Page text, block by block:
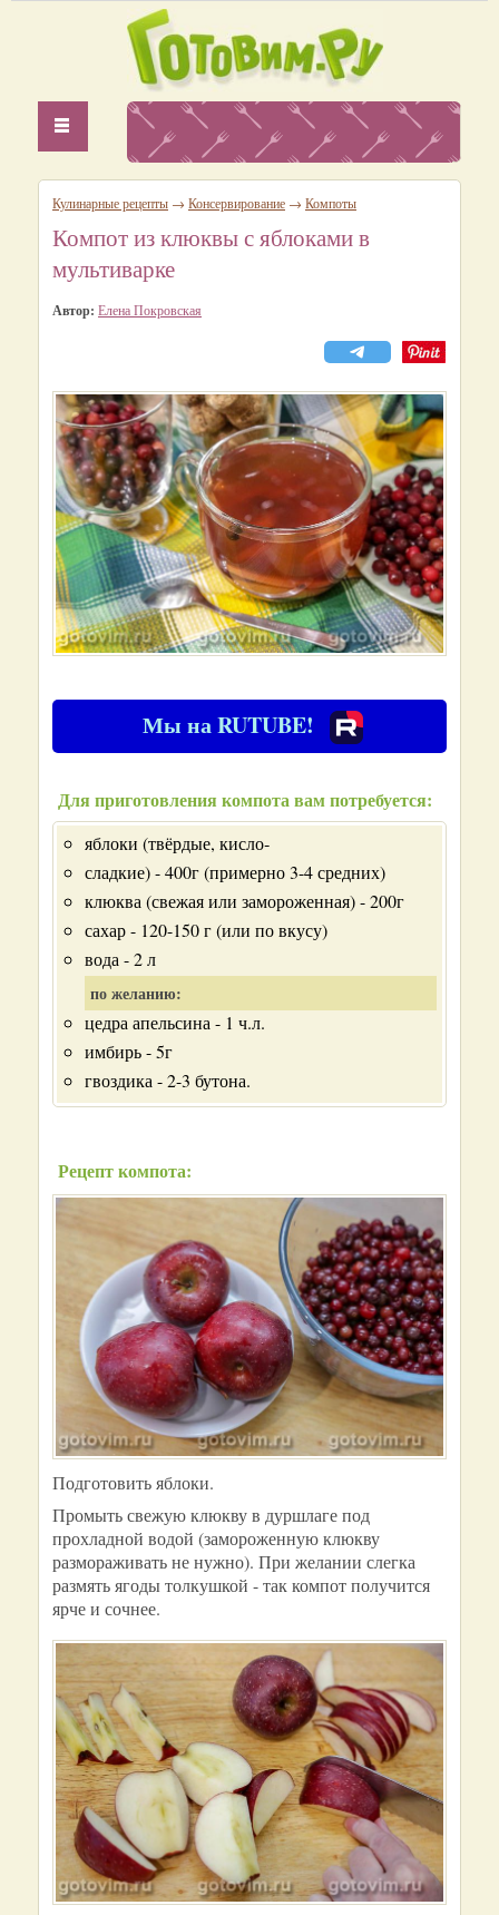
Кулинарные рецепты → Консервирование → Компоты
Компот из клюквы с яблоками в
мультиварке
Автор: Елена Покровская
Мы на RUTUBE!
Для приготовления компота вам потребуется:
яблоки (твёрдые, кисло‑
сладкие) - 400г (примерно 3-4 средних)
клюква (свежая или замороженная) - 200г
сахар - 120-150 г (или по вкусу)
вода - 2 л
по желанию:
цедра апельсина - 1 ч.л.
имбирь - 5г
гвоздика - 2-3 бутона.
Рецепт компота:
Подготовить яблоки.
Промыть свежую клюкву в дуршлаге под
прохладной водой (замороженную клюкву
размораживать не нужно). При желании слегка
размять ягоды толкушкой - так компот получится
ярче и сочнее.